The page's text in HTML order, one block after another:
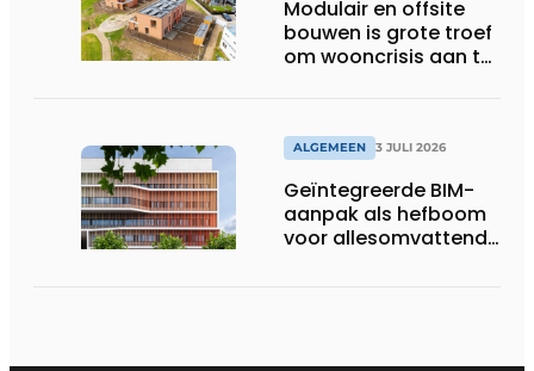
Modulair en offsite
bouwen is grote troef
om wooncrisis aan te
ALGEMEEN 3 JULI 2026
Geïntegreerde BIM-
aanpak als hefboom
voor allesomvattende